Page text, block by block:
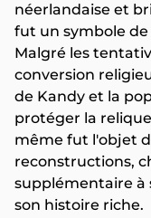
néerlandaise et
fut un symbole
Malgré les
conversion
de Kandy et la
protéger la
même fut l'objet
reconstructions,
supplémentaire à
son histoire riche.